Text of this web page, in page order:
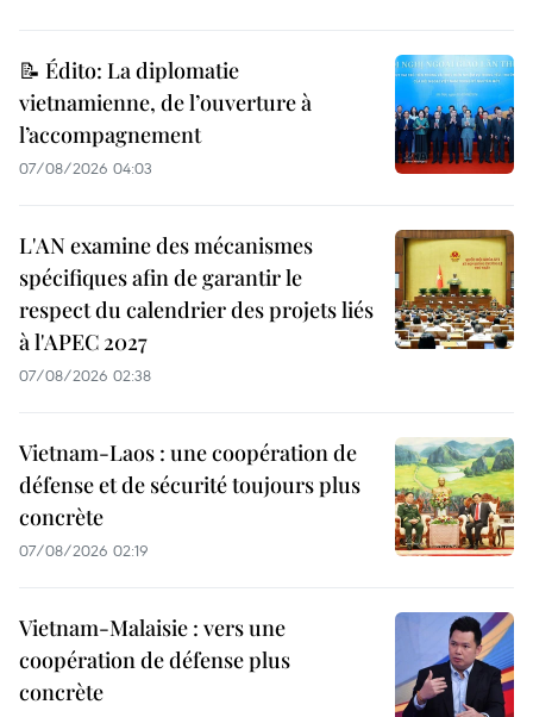
📝 Édito: La diplomatie
vietnamienne, de l’ouverture à
l’accompagnement
07/08/2026 04:03
L'AN examine des mécanismes
spécifiques afin de garantir le
respect du calendrier des projets liés
à l'APEC 2027
07/08/2026 02:38
Vietnam-Laos : une coopération de
défense et de sécurité toujours plus
concrète
07/08/2026 02:19
Vietnam-Malaisie : vers une
coopération de défense plus
concrète